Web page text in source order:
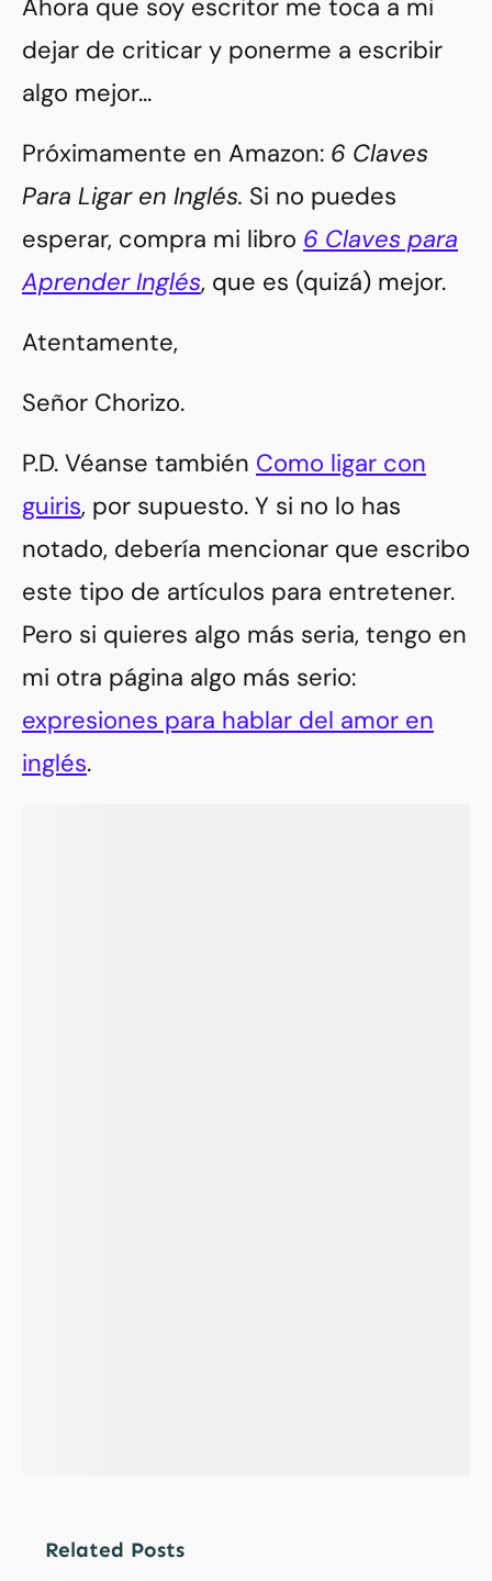
Ahora que soy escritor me toca a mi
dejar de criticar y ponerme a escribir
algo mejor…
Próximamente en Amazon: 6 Claves
Para Ligar en Inglés. Si no puedes
esperar, compra mi libro 6 Claves para
Aprender Inglés, que es (quizá) mejor.
Atentamente,
Señor Chorizo.
P.D. Véanse también Como ligar con
guiris, por supuesto. Y si no lo has
notado, debería mencionar que escribo
este tipo de artículos para entretener.
Pero si quieres algo más seria, tengo en
mi otra página algo más serio:
expresiones para hablar del amor en
inglés.
Related Posts